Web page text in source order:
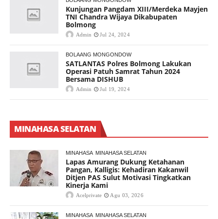
Kunjungan Pangdam XIII/Merdeka Mayjen
TNI Chandra Wijaya Dikabupaten
Bolmong
Admin Jul 24, 2024
BOLAANG MONGONDOW
SATLANTAS Polres Bolmong Lakukan
Operasi Patuh Samrat Tahun 2024
Bersama DISHUB
Admin Jul 19, 2024
MINAHASA SELATAN
MINAHASA MINAHASA SELATAN
Lapas Amurang Dukung Ketahanan
Pangan, Kalligis: Kehadiran Kakanwil
Ditjen PAS Sulut Motivasi Tingkatkan
Kinerja Kami
Acelprivate Agu 03, 2026
MINAHASA MINAHASA SELATAN